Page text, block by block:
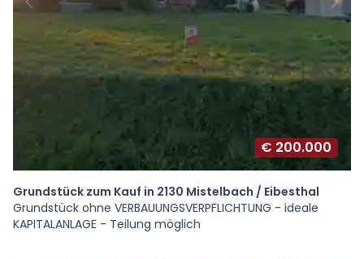
€ 200.000
Grundstück zum Kauf in 2130 Mistelbach / Eibesthal
Grundstück ohne VERBAUUNGSVERPFLICHTUNG - ideale
KAPITALANLAGE - Teilung möglich